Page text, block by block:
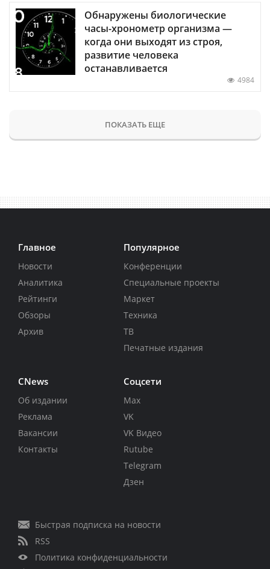
Обнаружены биологические
часы-хронометр организма —
когда они выходят из строя,
развитие человека
останавливается
4984
ПОКАЗАТЬ ЕЩЕ
Главное
Новости
Аналитика
Рейтинги
Обзоры
Архив
Популярное
Конференции
Специальные проекты
Маркет
Техника
ТВ
Печатные издания
CNews
Об издании
Реклама
Вакансии
Контакты
Соцсети
Max
VK
VK Видео
Rutube
Telegram
Дзен
Быстрая подписка на новости
RSS
Политика конфиденциальности